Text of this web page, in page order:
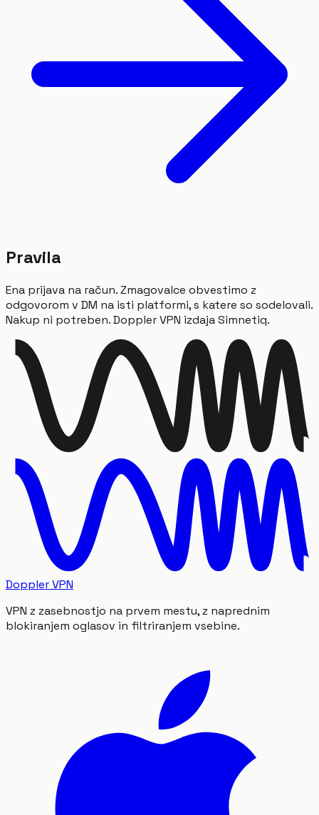
Pravila
Ena prijava na račun. Zmagovalce obvestimo z
odgovorom v DM na isti platformi, s katere so sodelovali.
Nakup ni potreben. Doppler VPN izdaja Simnetiq.
Doppler VPN
VPN z zasebnostjo na prvem mestu, z naprednim
blokiranjem oglasov in filtriranjem vsebine.